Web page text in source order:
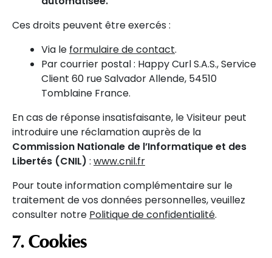
Ces droits peuvent être exercés :
Via le formulaire de contact.
Par courrier postal : Happy Curl S.A.S., Service
Client 60 rue Salvador Allende, 54510
Tomblaine France.
En cas de réponse insatisfaisante, le Visiteur peut
introduire une réclamation auprès de la
Commission Nationale de l’Informatique et des
Libertés (CNIL) : www.cnil.fr
Pour toute information complémentaire sur le
traitement de vos données personnelles, veuillez
consulter notre Politique de confidentialité.
7. Cookies